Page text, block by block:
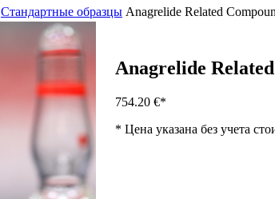
Стандартные образцы Anagrelide Related
Anagrelide
754.20 €*
* Цена указана без учета